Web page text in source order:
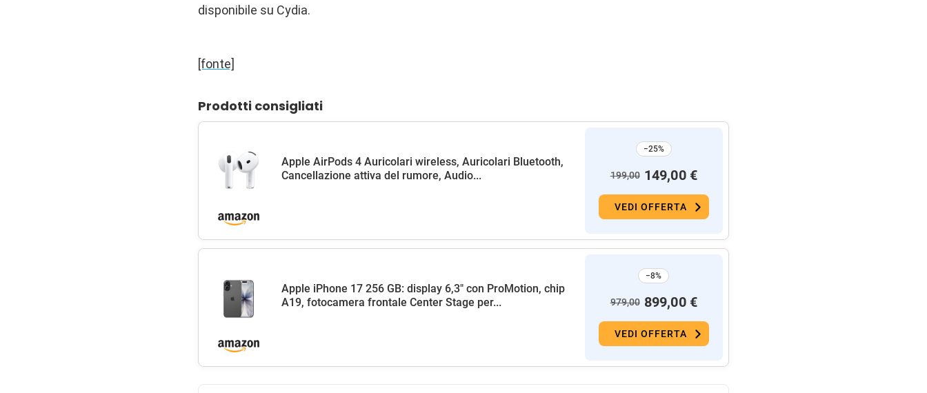
disponibile su Cydia.
[fonte]
Prodotti consigliati
Apple AirPods 4 Auricolari wireless, Auricolari Bluetooth,
Cancellazione attiva del rumore, Audio...
−25%
199,00 149,00 €
VEDI OFFERTA
Apple iPhone 17 256 GB: display 6,3" con ProMotion, chip
A19, fotocamera frontale Center Stage per...
−8%
979,00 899,00 €
VEDI OFFERTA